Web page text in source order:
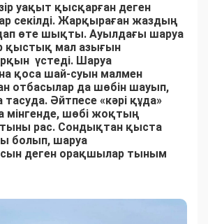
уақыт қысқарған деген
секілді. Жарқыраған жаздың
өте шықты. Ауылдағы шаруа
қыстық мал азығын
үстеді. Шаруа
қоса шай-суын малмен
отбасылар да шөбін шауып,
тасуда. Әйтпесе «кәрі құда»
мінгенде, шөбі жоқтың
рас. Сондықтан қыста
болып, шаруа
деген орақшылар тыным